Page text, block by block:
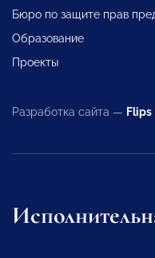
Бюро по защите прав
Образование
Проекты
Разработка сайта — Flips